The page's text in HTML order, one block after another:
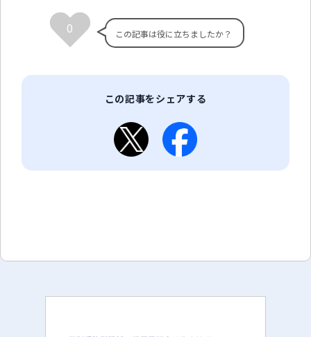
0
この記事をシェアする